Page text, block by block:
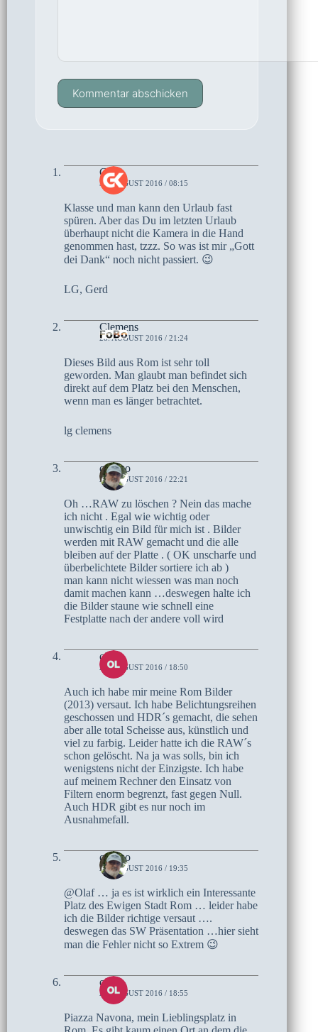
Kommentar abschicken
Gerd
31. AUGUST 2016 / 08:15
Klasse und man kann den Urlaub fast
spüren. Aber das Du im letzten Urlaub
überhaupt nicht die Kamera in die Hand
genommen hast, tzzz. So was ist mir „Gott
dei Dank“ noch nicht passiert. 😉
LG, Gerd
Clemens
28. AUGUST 2016 / 21:24
Dieses Bild aus Rom ist sehr toll
geworden. Man glaubt man befindet sich
direkt auf dem Platz bei den Menschen,
wenn man es länger betrachtet.
lg clemens
czoczo
24. AUGUST 2016 / 22:21
Oh …RAW zu löschen ? Nein das mache
ich nicht . Egal wie wichtig oder
unwischtig ein Bild für mich ist . Bilder
werden mit RAW gemacht und die alle
bleiben auf der Platte . ( OK unscharfe und
überbelichtete Bilder sortiere ich ab )
man kann nicht wiessen was man noch
damit machen kann …deswegen halte ich
die Bilder staune wie schnell eine
Festplatte nach der andere voll wird
olaf
24. AUGUST 2016 / 18:50
Auch ich habe mir meine Rom Bilder
(2013) versaut. Ich habe Belichtungsreihen
geschossen und HDR´s gemacht, die sehen
aber alle total Scheisse aus, künstlich und
viel zu farbig. Leider hatte ich die RAW´s
schon gelöscht. Na ja was solls, bin ich
wenigstens nicht der Einzigste. Ich habe
auf meinem Rechner den Einsatz von
Filtern enorm begrenzt, fast gegen Null.
Auch HDR gibt es nur noch im
Ausnahmefall.
czoczo
21. AUGUST 2016 / 19:35
@Olaf … ja es ist wirklich ein Interessante
Platz des Ewigen Stadt Rom … leider habe
ich die Bilder richtige versaut ….
deswegen das SW Präsentation …hier sieht
man die Fehler nicht so Extrem 😉
olaf
21. AUGUST 2016 / 18:55
Piazza Navona, mein Lieblingsplatz in